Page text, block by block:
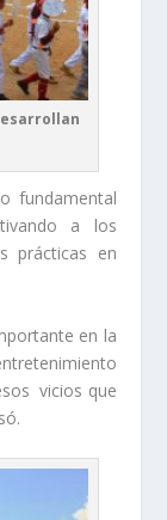
fundamental
a los
prácticas en
en la
vicios que